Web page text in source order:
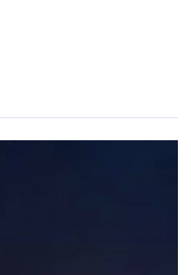
ФСБ, связи и